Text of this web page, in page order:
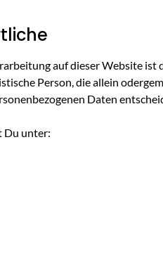
auf dieser Website ist
Person, die allein
Daten
Du unter: